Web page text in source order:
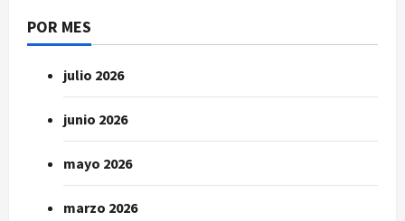
POR MES
julio 2026
junio 2026
mayo 2026
marzo 2026